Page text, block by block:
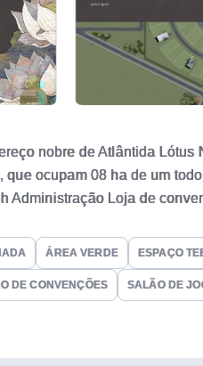
nobre de Atlântida Lótus
ocupam 08 ha de um
Administração Loja de
com churrasqueira 2
teen Salão gourmet com
ÁREA VERDE ESPAÇO
DE CONVENÇÕES SALÃO DE